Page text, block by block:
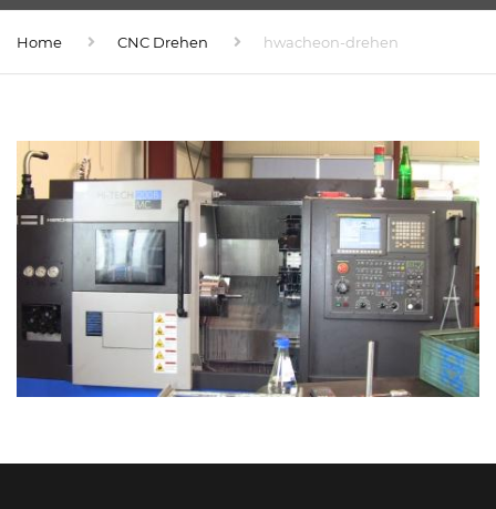
Home CNC Drehen hwacheon-drehen